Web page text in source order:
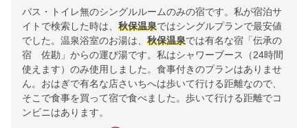
バス・トイレ無のシングルルームのみの宿です。私が宿泊サ
イトで検索した時は、 秋保温泉ではシングルプランで最安値
でした。温泉浴室のお湯は、 秋保温泉では有名な宿「伝承の
宿 佐勘」からの運び湯です。私はシャワーブース（24時間
使えます）のみ使用しました。食事付きのプランはありませ
ん。おはぎで有名な店さいちへは歩いて行ける距離なので、
そこで食事を買って宿で食べました。歩いて行ける距離でコ
ンビニはあります。